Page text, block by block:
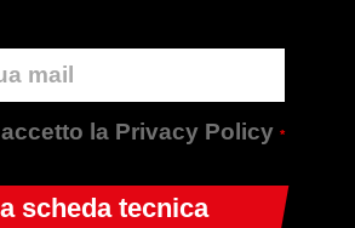
la Privacy Policy*